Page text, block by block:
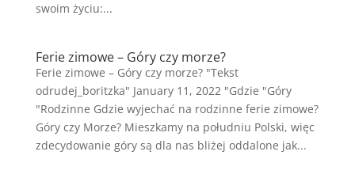
swoim życiu:...
Ferie zimowe – Góry czy morze?
Ferie zimowe – Góry czy morze? "Tekst
odrudej_boritzka" January 11, 2022 "Gdzie "Góry
"Rodzinne Gdzie wyjechać na rodzinne ferie zimowe?
Góry czy Morze? Mieszkamy na południu Polski, więc
zdecydowanie góry są dla nas bliżej oddalone jak...